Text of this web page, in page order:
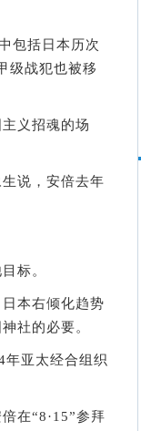
包括日本历次
级战犯也被移
义招魂的场
说，安倍去年
标。
本右倾化趋势
社的必要。
亚太经合组织
在“8·15”参拜